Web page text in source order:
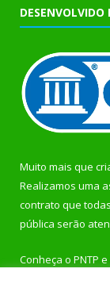
DESENVOLVIDO
Muito mais que
Realizamos uma
contrato que
pública serão
Conheça o PNTP e